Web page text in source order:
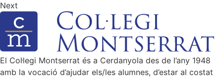
Next
El Col·legi Montserrat és a Cerdanyola des de l’any 1948
amb la vocació d’ajudar els/les alumnes, d’estar al costat